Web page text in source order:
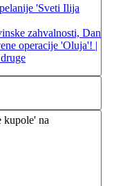
'Sveti Ilija
zahvalnosti, Dan
operacije 'Oluja'! |
kupole' na